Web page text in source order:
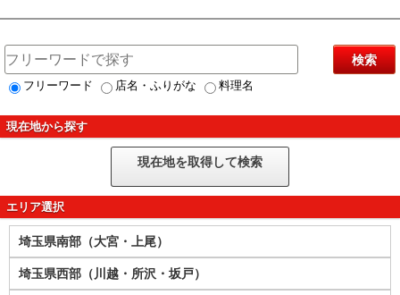
検索
フリーワード 店名・ふりがな 料理名
現在地から探す
現在地を取得して検索
エリア選択
埼玉県南部（大宮・上尾）
埼玉県西部（川越・所沢・坂戸）